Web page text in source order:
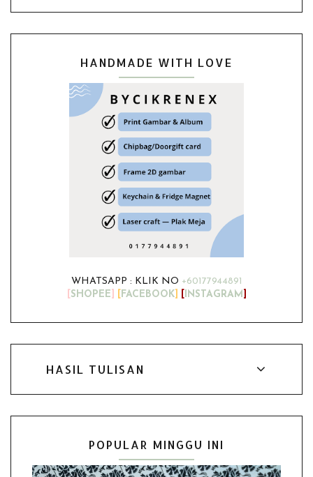
HANDMADE WITH LOVE
WHATSAPP : KLIK NO +60177944891
[SHOPEE] [FACEBOOK] [INSTAGRAM]
HASIL TULISAN
POPULAR MINGGU INI